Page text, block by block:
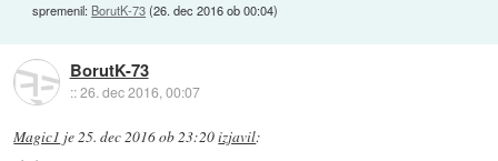
spremenil: BorutK-73(26. dec 2016 ob 00:04)
BorutK-73
::26. dec 2016, 00:07
Magic1 je25. dec 2016 ob 23:20izjavil: